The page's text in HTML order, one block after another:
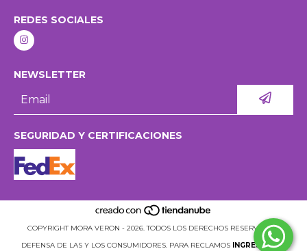
REDES SOCIALES
NEWSLETTER
SEGURIDAD Y CERTIFICACIONES
COPYRIGHT MORA VERON - 2026. TODOS LOS DERECHOS RESERVADOS.
DEFENSA DE LAS Y LOS CONSUMIDORES. PARA RECLAMOS INGRESÁ ACÁ.